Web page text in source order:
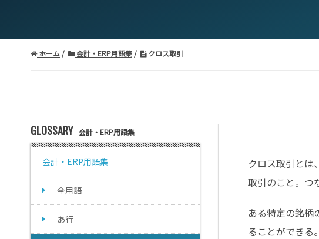
ホーム 会計・ERP用語集 クロス取引
GLOSSARY 会計・ERP用語集
会計・ERP用語集
全用語
あ行
クロス取引とは
取引のこと。つ
ある特定の銘柄
ることができる